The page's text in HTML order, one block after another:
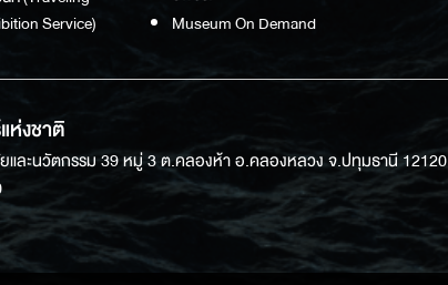
Service)
Museum On Demand
งชาติ
และนวัตกรรม 39 หมู่ 3 ต.คลองห้า อ.คลองหลวง จ.ปทุมธานี 12120